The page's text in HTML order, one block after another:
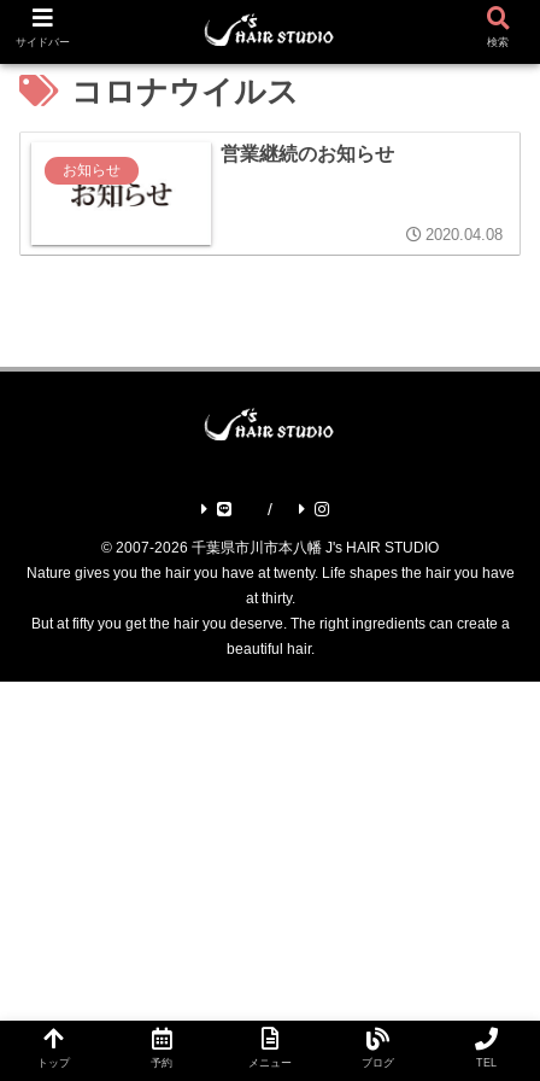
コロナウイルス
お知らせ
営業継続のお知らせ
2020.04.08
© 2007-2026 千葉県市川市本八幡 J's HAIR STUDIO
Nature gives you the hair you have at twenty. Life shapes the hair you have
at thirty.
But at fifty you get the hair you deserve. The right ingredients can create a
beautiful hair.
サイドバー 検索
トップ 予約 メニュー ブログ TEL